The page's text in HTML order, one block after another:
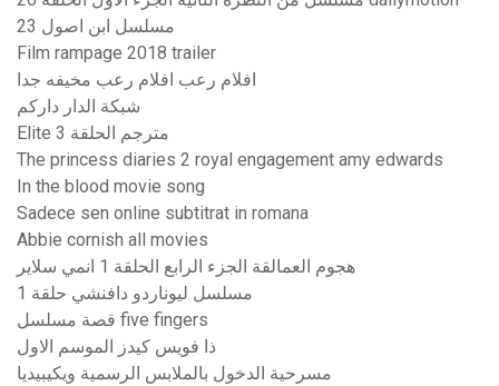
مسلسل ابن اصول 23
Film rampage 2018 trailer
افلام رعب افلام رعب مخيفه جدا
شبكة الدار داركم
Elite مترجم الحلقة 3
The princess diaries 2 royal engagement amy edwards
In the blood movie song
Sadece sen online subtitrat in romana
Abbie cornish all movies
هجوم العمالقة الجزء الرابع الحلقة 1 انمي سلاير
مسلسل ليوناردو دافنشي حلقة 1
قصة مسلسل five fingers
ذا فويس كيدز الموسم الاول
مسرحية الدخول بالملابس الرسمية ويكيبيديا